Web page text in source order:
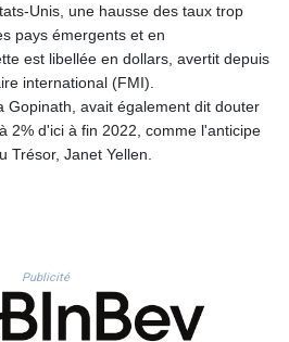
RWF 1695.667973
SAR 4.324335
SBD 9.295762
SCR 16.728727
SDG 691.847008
SEK 10.966931
SGD 1.477952
STN 24.503872
SVC 10.099596
SZL 18.811973
Unis, une hausse des taux trop
pays émergents et en
est libellée en dollars, avertit depuis
international (FMI).
Gopinath, avait également dit douter
2% d'ici à fin 2022, comme l'anticipe
Trésor, Janet Yellen.
Publicité